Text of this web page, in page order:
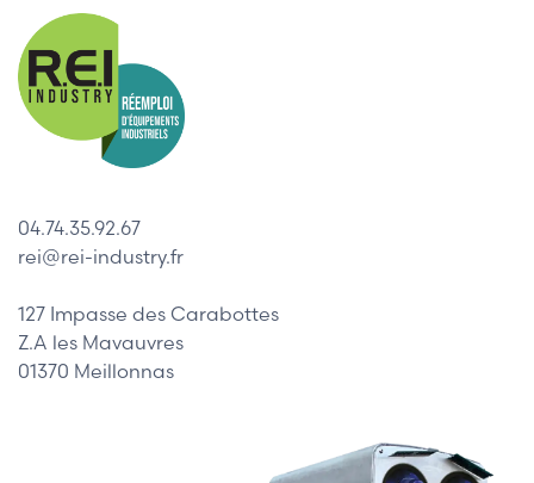
04.74.35.92.67
rei@rei-industry.fr
127 Impasse des Carabottes
Z.A les Mavauvres
01370 Meillonnas